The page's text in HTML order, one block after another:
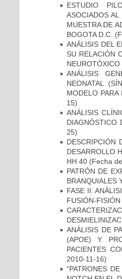
ESTUDIO
ASOCIADOS
MUESTRA DE
BOGOTA D.C.
ANÁLISIS DEL
SU RELACIÓN
NEUROTÓXICO
ANÁLISIS
NEONATAL
MODELO
15)
ANÁLISIS
DIAGNÓSTICO
25)
DESCRIPCIÓN
DESARROLLO
HH 40 (Fecha
PATRÓN DE
BRANQUIALES
FASE II:
FUSIÓN-
ANÁLISIS DE
(APOE) Y
PACIENTES
2010-11-16)
“PATRONES